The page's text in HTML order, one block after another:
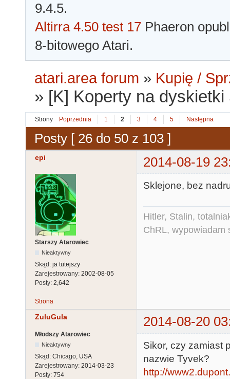
9.4.5.
Altirra 4.50 test 17 Phaeron
8-bitowego Atari.
atari.area forum » Kupię /
» [K] Koperty na dyskietki
Strony Poprzednia 1 2 3 4 5 Następna
Posty [ 26 do 50 z 103 ]
epi 2014-08-19
Starszy Atarowiec
Nieaktywny
Skąd: ja tutejszy
Zarejestrowany: 2002-08-05
Posty: 2,642
Sklejone, bez
Hitler, Stalin,
ChRL, wypowiadam
Strona
ZuluGula 2014-08-20
Młodszy Atarowiec
Nieaktywny
Skąd: Chicago, USA
Zarejestrowany: 2014-03-23
Posty: 754
Sikor, czy zamiast
nazwie Tyvek?
http://